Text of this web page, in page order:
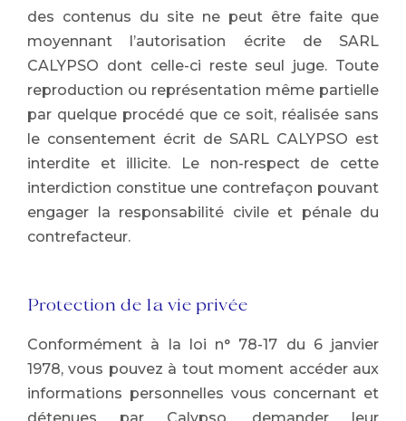
des contenus du site ne peut être faite que
moyennant l’autorisation écrite de SARL
CALYPSO dont celle-ci reste seul juge. Toute
reproduction ou représentation même partielle
par quelque procédé que ce soit, réalisée sans
le consentement écrit de SARL CALYPSO est
interdite et illicite. Le non-respect de cette
interdiction constitue une contrefaçon pouvant
engager la responsabilité civile et pénale du
contrefacteur.
Protection de la vie privée
Conformément à la loi n° 78-17 du 6 janvier
1978, vous pouvez à tout moment accéder aux
informations personnelles vous concernant et